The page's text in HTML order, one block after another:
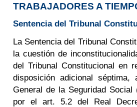
TRABAJADORES A
Sentencia del Tribunal
La Sentencia del Tribunal
la cuestión de
del Tribunal Constitucional en
disposición adicional
General de la Seguridad Social
por el art. 5.2 del Real